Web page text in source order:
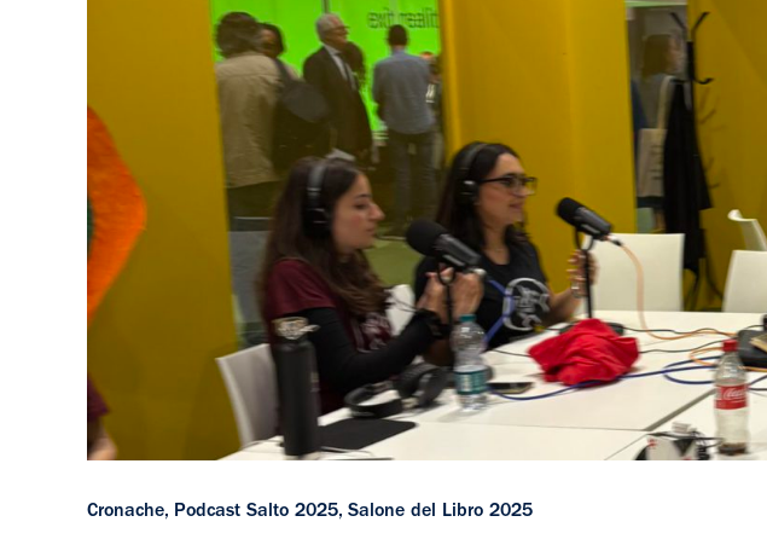
Cronache, Podcast Salto 2025, Salone del Libro 2025